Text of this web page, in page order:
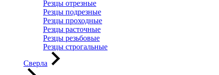
Резцы отрезные
Резцы подрезные
Резцы проходные
Резцы расточные
Резцы резьбовые
Резцы строгальные
Сверла